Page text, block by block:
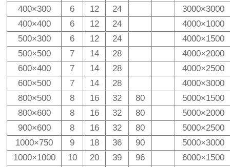
400×300
6 12 24
3000×3000
400×400
6 12 24
4000×1000
500×300
6 12 24
4000×1500
500×500
7 14 28
4000×2000
600×400
7 14 28
4000×2500
600×500
7 14 28
4000×3000
800×500
8 16 32 80
5000×1500
800×600
8 16 32 80
5000×2000
900×600
8 16 32 80
5000×2500
1000×750
9 18 36 90
5000×3000
1000×1000
10 20 39 96
6000×1500